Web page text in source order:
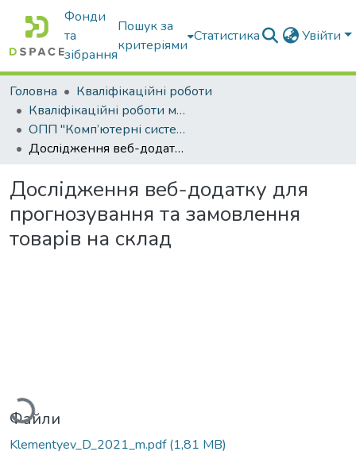
Фонди
та
зібрання
Пошук за
критеріями
Статистика Увійти
Головна
Кваліфікаційні роботи
Кваліфікаційні роботи магістрів
ОПП "Комп’ютерні системи і мережі"
Дослідження веб-додатку для прогнозування та замовлення товарів на склад
Дослідження веб-додатку для
прогнозування та замовлення
товарів на склад
Файли
Klementyev_D_2021_m.pdf(1,81 MB)